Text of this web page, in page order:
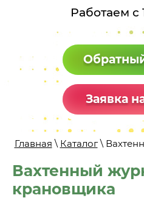
Работаем с
Заявка
Главная \ Каталог\
Вахтенный
крановщика